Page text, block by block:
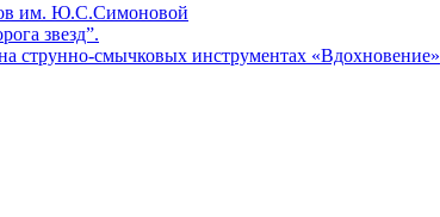
им. Ю.С.Симоновой
звезд”.
струнно-смычковых инструментах «Вдохновение»